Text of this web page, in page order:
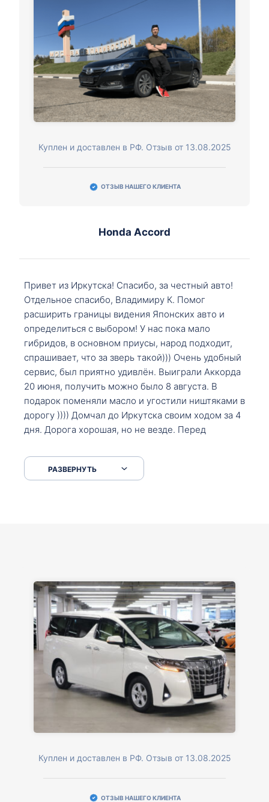
Куплен и доставлен в РФ. Отзыв от 13.08.2025
ОТЗЫВ НАШЕГО КЛИЕНТА
Honda Accord
Привет из Иркутска! Спасибо, за честный авто!
Отдельное спасибо, Владимиру К. Помог
расширить границы видения Японских авто и
определиться с выбором! У нас пока мало
гибридов, в основном приусы, народ подходит,
спрашивает, что за зверь такой))) Очень удобный
сервис, был приятно удивлён. Выиграли Аккорда
20 июня, получить можно было 8 августа. В
подарок поменяли масло и угостили ништяками в
дорогу )))) Домчал до Иркутска своим ходом за 4
дня. Дорога хорошая, но не везде. Перед
серпантинах по пути следования.
РАЗВЕРНУТЬ
Куплен и доставлен в РФ. Отзыв от 13.08.2025
ОТЗЫВ НАШЕГО КЛИЕНТА